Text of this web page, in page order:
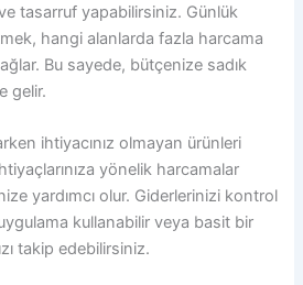
tasarruf yapabilirsiniz. Günlük
hangi alanlarda fazla harcama
Bu sayede, bütçenize sadık
gelir.
ihtiyacınız olmayan ürünleri
yönelik harcamalar
yardımcı olur. Giderlerinizi kontrol
kullanabilir veya basit bir
takip edebilirsiniz.